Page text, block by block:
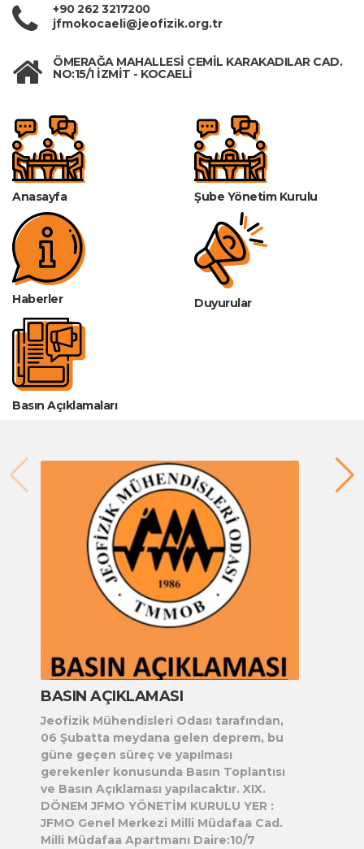
+90 262 3217200
jfmokocaeli@jeofizik.org.tr
ÖMERAĞA MAHALLESİ CEMİL KARAKADILAR CAD.
NO:15/1 İZMİT - KOCAELİ
Anasayfa Şube Yönetim Kurulu
Haberler Duyurular
Basın Açıklamaları
BASIN AÇIKLAMASI
Jeofizik Mühendisleri Odası tarafından,
06 Şubatta meydana gelen deprem, bu
güne geçen süreç ve yapılması
gerekenler konusunda Basın Toplantısı
ve Basın Açıklaması yapılacaktır. XIX.
DÖNEM JFMO YÖNETİM KURULU YER :
JFMO Genel Merkezi Milli Müdafaa Cad.
Milli Müdafaa Apartmanı Daire:10/7